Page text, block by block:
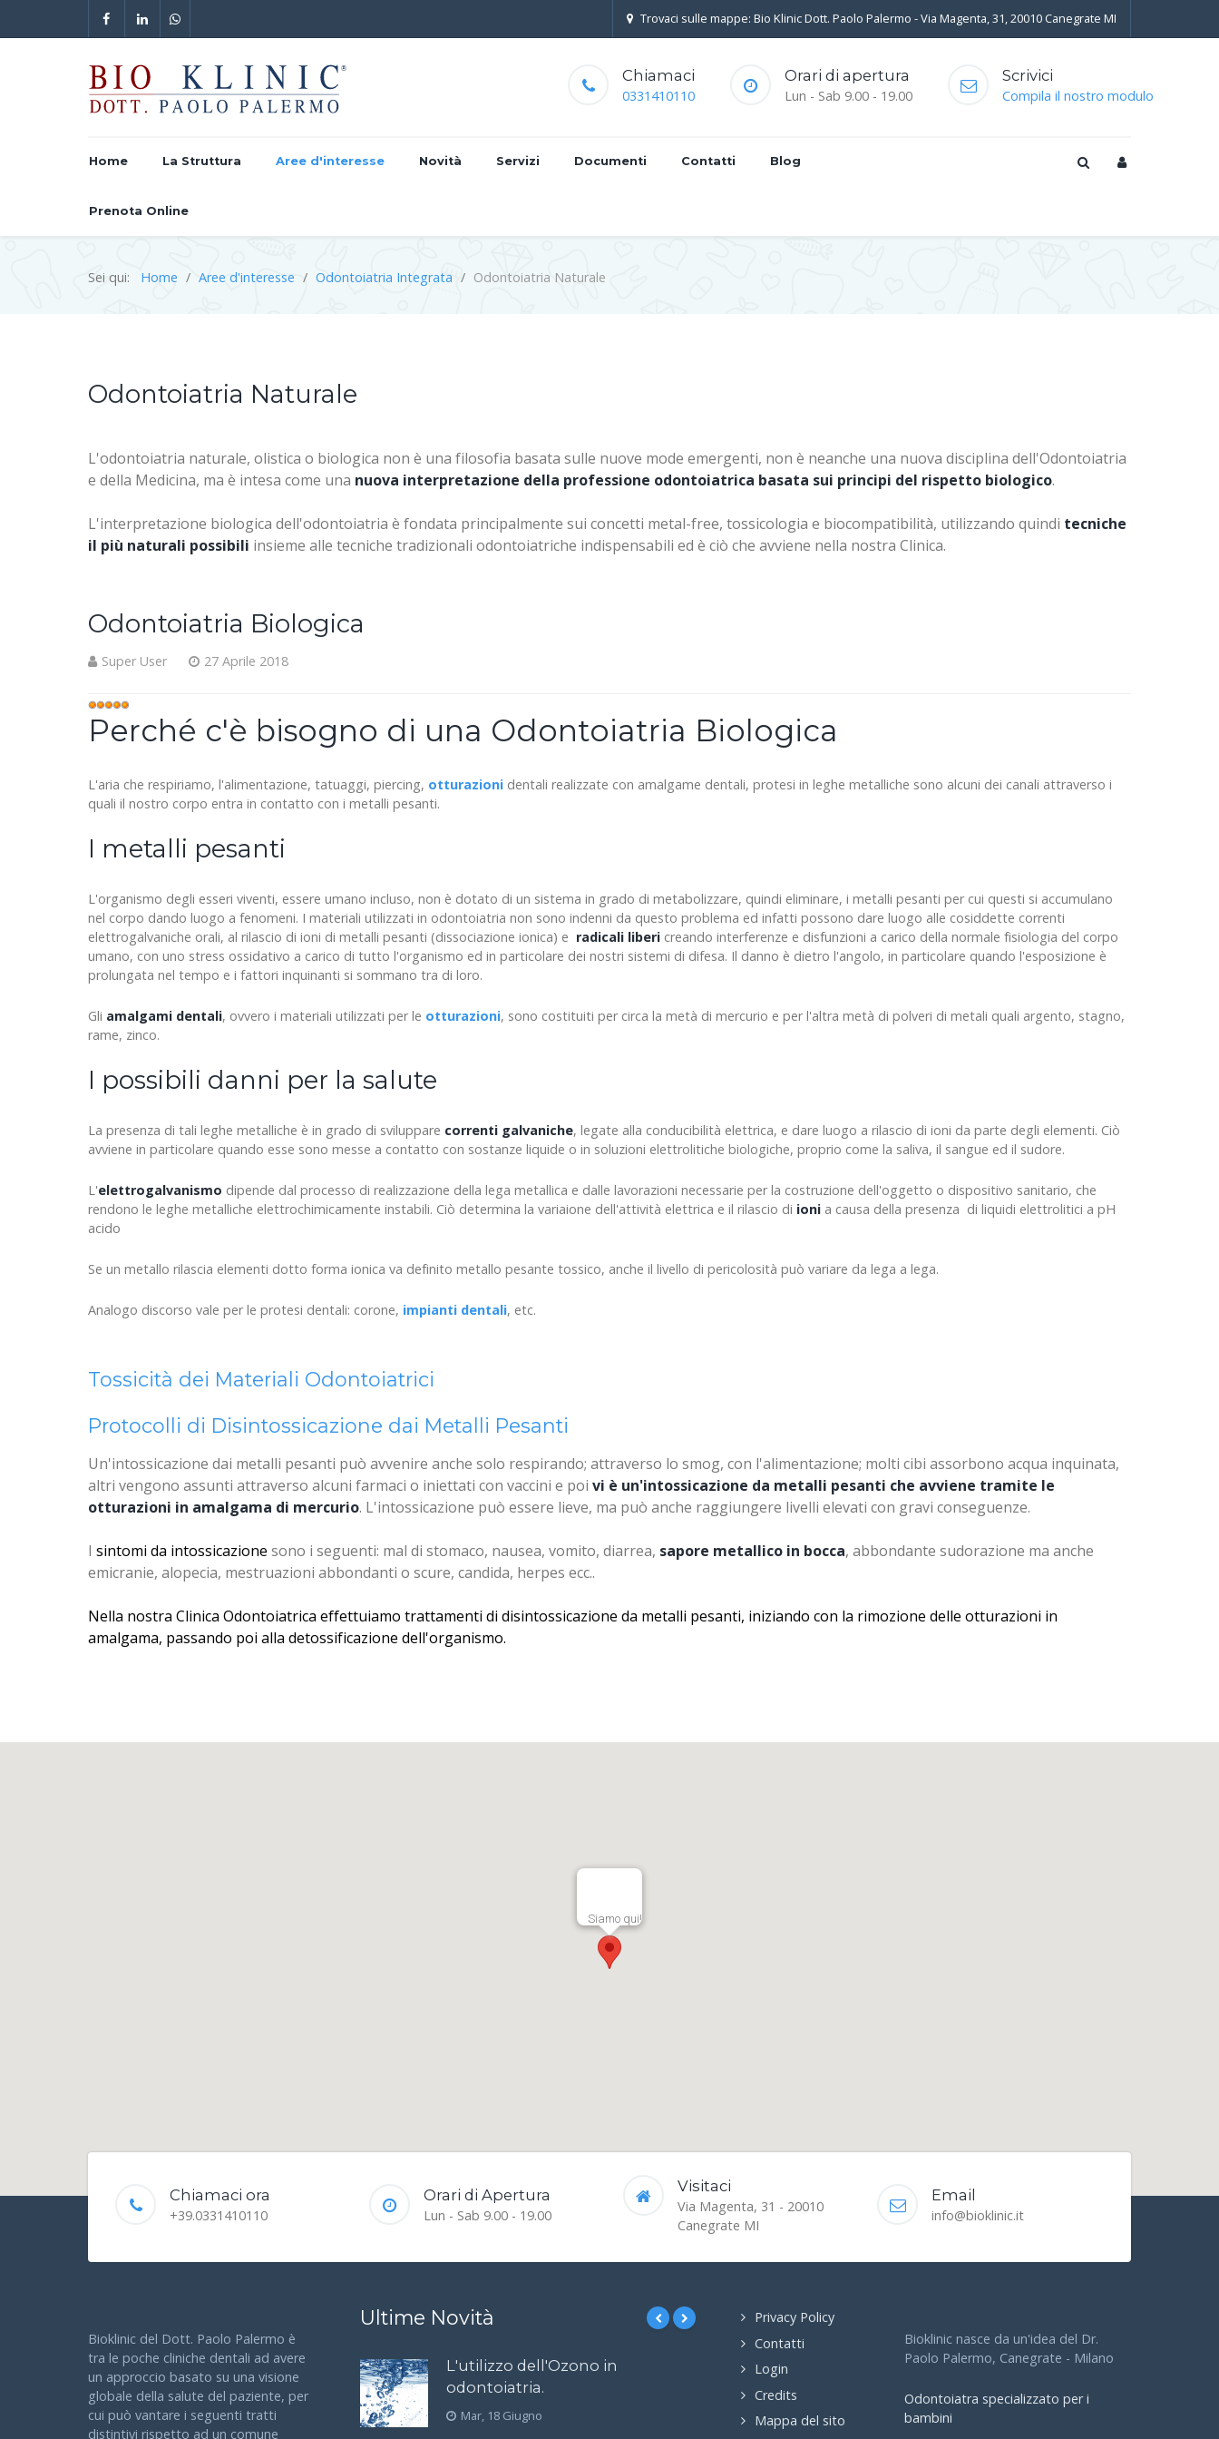
Trovaci sulle mappe: Bio Klinic Dott. Paolo Palermo - Via Magenta, 31, 20010 Canegrate MI
Chiamaci
0331410110
Orari di apertura
Lun - Sab 9.00 - 19.00
Scrivici
Compila il nostro modulo
Home La Struttura Aree d'interesse Novità Servizi Documenti Contatti Blog
Prenota Online
Sei qui: Home Aree d'interesse Odontoiatria Integrata Odontoiatria Naturale
Odontoiatria Naturale
L'odontoiatria naturale, olistica o biologica non è una filosofia basata sulle nuove mode emergenti, non è neanche una nuova disciplina dell'Odontoiatria
e della Medicina, ma è intesa come una nuova interpretazione della professione odontoiatrica basata sui principi del rispetto biologico.
L'interpretazione biologica dell'odontoiatria è fondata principalmente sui concetti metal-free, tossicologia e biocompatibilità, utilizzando quindi tecniche
il più naturali possibili insieme alle tecniche tradizionali odontoiatriche indispensabili ed è ciò che avviene nella nostra Clinica.
Odontoiatria Biologica
Super User 27 Aprile 2018
Valutazione
attuale:5 / 5
Perché c'è bisogno di una Odontoiatria Biologica
L'aria che respiriamo, l'alimentazione, tatuaggi, piercing, otturazioni dentali realizzate con amalgame dentali, protesi in leghe metalliche sono alcuni dei canali attraverso i
quali il nostro corpo entra in contatto con i metalli pesanti.
I metalli pesanti
L'organismo degli esseri viventi, essere umano incluso, non è dotato di un sistema in grado di metabolizzare, quindi eliminare, i metalli pesanti per cui questi si accumulano
nel corpo dando luogo a fenomeni. I materiali utilizzati in odontoiatria non sono indenni da questo problema ed infatti possono dare luogo alle cosiddette correnti
elettrogalvaniche orali, al rilascio di ioni di metalli pesanti (dissociazione ionica) e radicali liberi creando interferenze e disfunzioni a carico della normale fisiologia del corpo
umano, con uno stress ossidativo a carico di tutto l'organismo ed in particolare dei nostri sistemi di difesa. Il danno è dietro l'angolo, in particolare quando l'esposizione è
prolungata nel tempo e i fattori inquinanti si sommano tra di loro.
Gli amalgami dentali, ovvero i materiali utilizzati per le otturazioni, sono costituiti per circa la metà di mercurio e per l'altra metà di polveri di metali quali argento, stagno,
rame, zinco.
I possibili danni per la salute
La presenza di tali leghe metalliche è in grado di sviluppare correnti galvaniche, legate alla conducibilità elettrica, e dare luogo a rilascio di ioni da parte degli elementi. Ciò
avviene in particolare quando esse sono messe a contatto con sostanze liquide o in soluzioni elettrolitiche biologiche, proprio come la saliva, il sangue ed il sudore.
L'elettrogalvanismo dipende dal processo di realizzazione della lega metallica e dalle lavorazioni necessarie per la costruzione dell'oggetto o dispositivo sanitario, che
rendono le leghe metalliche elettrochimicamente instabili. Ciò determina la variaione dell'attività elettrica e il rilascio di ioni a causa della presenza di liquidi elettrolitici a pH
acido
Se un metallo rilascia elementi dotto forma ionica va definito metallo pesante tossico, anche il livello di pericolosità può variare da lega a lega.
Analogo discorso vale per le protesi dentali: corone, impianti dentali, etc.
Tossicità dei Materiali Odontoiatrici
Protocolli di Disintossicazione dai Metalli Pesanti
Un'intossicazione dai metalli pesanti può avvenire anche solo respirando; attraverso lo smog, con l'alimentazione; molti cibi assorbono acqua inquinata,
altri vengono assunti attraverso alcuni farmaci o iniettati con vaccini e poi vi è un'intossicazione da metalli pesanti che avviene tramite le
otturazioni in amalgama di mercurio. L'intossicazione può essere lieve, ma può anche raggiungere livelli elevati con gravi conseguenze.
I sintomi da intossicazione sono i seguenti: mal di stomaco, nausea, vomito, diarrea, sapore metallico in bocca, abbondante sudorazione ma anche
emicranie, alopecia, mestruazioni abbondanti o scure, candida, herpes ecc..
Nella nostra Clinica Odontoiatrica effettuiamo trattamenti di disintossicazione da metalli pesanti, iniziando con la rimozione delle otturazioni in
amalgama, passando poi alla detossificazione dell'organismo.
Siamo qui!
Chiamaci ora
+39.0331410110
Orari di Apertura
Lun - Sab 9.00 - 19.00
Visitaci
Via Magenta, 31 - 20010
Canegrate MI
Email
info@bioklinic.it
Bioklinic del Dott. Paolo Palermo è
tra le poche cliniche dentali ad avere
un approccio basato su una visione
globale della salute del paziente, per
cui può vantare i seguenti tratti
distintivi rispetto ad un comune
Ultime Novità
L'utilizzo dell'Ozono in
odontoiatria.
Mar, 18 Giugno
Privacy Policy
Contatti
Login
Credits
Mappa del sito
Bioklinic nasce da un'idea del Dr.
Paolo Palermo, Canegrate - Milano
Odontoiatra specializzato per i
bambini